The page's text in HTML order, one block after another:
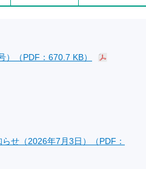
（PDF：670.7 KB）
せ（2026年7月3日）（PDF：